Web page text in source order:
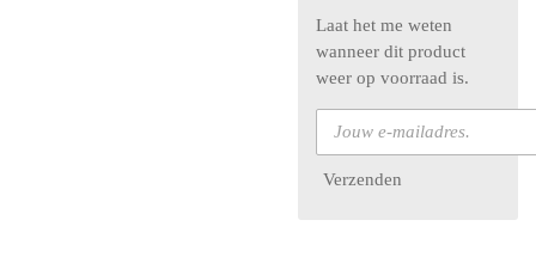
Laat het me weten
wanneer dit product
weer op voorraad is.
Verzenden